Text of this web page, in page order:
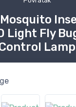
Light Fly
Lamp